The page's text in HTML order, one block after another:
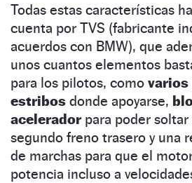
Todas estas características
cuenta por TVS (fabricante
acuerdos con BMW), que
unos cuantos elementos
para los pilotos, como varios
estribos donde apoyarse,
aceleradorpara poder soltar
segundo freno trasero y una
de marchas para que el
potencia incluso a